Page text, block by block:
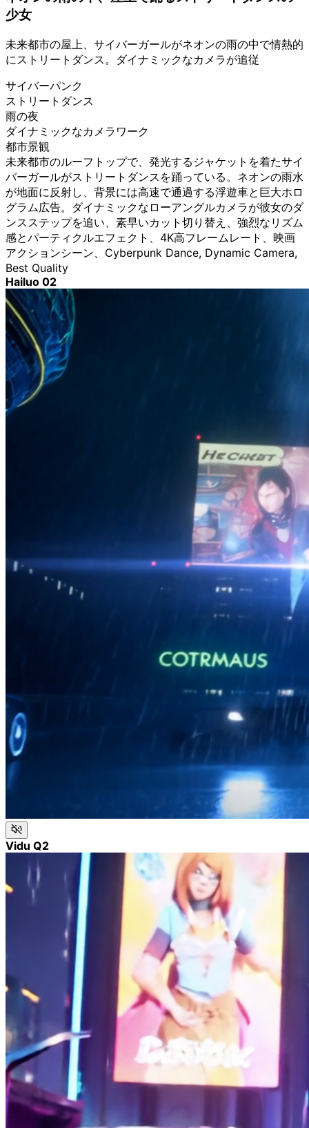
少女
未来都市の屋上、サイバーガールがネオンの雨の中で情熱的
にストリートダンス。ダイナミックなカメラが追従
サイバーパンク
ストリートダンス
雨の夜
ダイナミックなカメラワーク
都市景観
未来都市のルーフトップで、発光するジャケットを着たサイ
バーガールがストリートダンスを踊っている。ネオンの雨水
が地面に反射し、背景には高速で通過する浮遊車と巨大ホロ
グラム広告。ダイナミックなローアングルカメラが彼女のダ
ンスステップを追い、素早いカット切り替え、強烈なリズム
感とパーティクルエフェクト、4K高フレームレート、映画
アクションシーン、Cyberpunk Dance, Dynamic Camera,
Best Quality
Hailuo 02
Vidu Q2